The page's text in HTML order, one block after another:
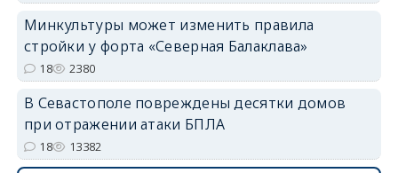
Минкультуры может изменить правила
стройки у форта «Северная Балаклава»
18 2380
В Севастополе повреждены десятки домов
при отражении атаки БПЛА
18 13382